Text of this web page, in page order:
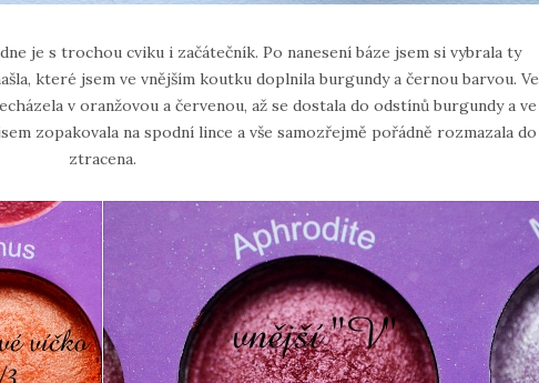
je s trochou cviku i začátečník. Po nanesení báze jsem si vybrala ty
které jsem ve vnějším koutku doplnila burgundy a černou barvou. Ve
v oranžovou a červenou, až se dostala do odstínů burgundy a ve
zopakovala na spodní lince a vše samozřejmě pořádně rozmazala do
ztracena.